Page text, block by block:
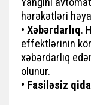
hərəkətləri
• Xəbərdarlıq.
effektlərinin
xəbərdarlıq
olunur.
• Fasiləsiz